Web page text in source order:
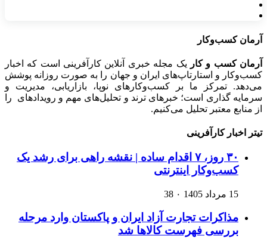
آرمان کسب‌وکار
آرمان کسب و کار
یک مجله خبری آنلاین کارآفرینی است که اخبار
کسب‌وکار و استارتاپ‌های ایران و جهان را به صورت روزانه پوشش
می‌دهد. تمرکز ما بر کسب‌وکارهای نوپا، بازاریابی، مدیریت و
سرمایه گذاری است؛ خبرهای ترند و تحلیل‌های مهم و رویدادهای را
از منابع معتبر تحلیل می‌کنیم.
تیتر اخبار کارآفرینی
۳۰ روز، ۷ اقدام ساده | نقشه راهی برای رشد یک
کسب‌وکار اینترنتی
15 مرداد 1405 ۰ 38
مذاکرات تجارت آزاد ایران و پاکستان وارد مرحله
بررسی فهرست کالاها شد